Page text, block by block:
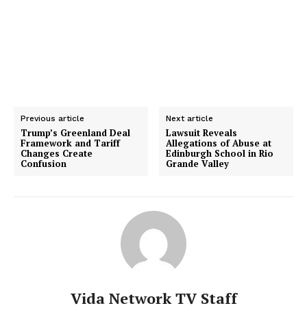
Previous article
Trump’s Greenland Deal
Framework and Tariff
Changes Create
Confusion
Next article
Lawsuit Reveals
Allegations of Abuse at
Edinburgh School in Rio
Grande Valley
Vida Network TV Staff